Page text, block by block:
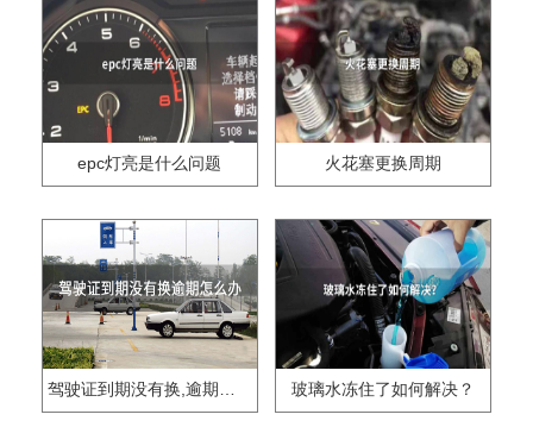
epc灯亮是什么问题 火花塞更换周期
驾驶证到期没有换,逾期怎么办?? 玻璃水冻住了如何解决？